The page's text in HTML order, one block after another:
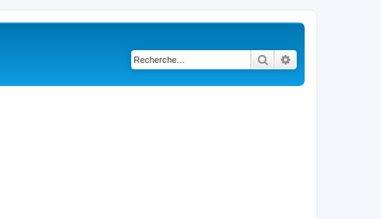
Rechercher